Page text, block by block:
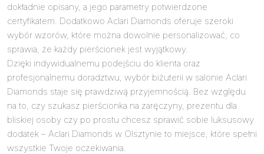
dokładnie opisany, a jego parametry potwierdzone
certyfikatem. Dodatkowo Aclari Diamonds oferuje szeroki
wybór wzorów, które można dowolnie personalizować, co
sprawia, że każdy pierścionek jest wyjątkowy.
Dzięki indywidualnemu podejściu do klienta oraz
profesjonalnemu doradztwu, wybór biżuterii w salonie Aclari
Diamonds staje się prawdziwą przyjemnością. Bez względu
na to, czy szukasz pierścionka na zaręczyny, prezentu dla
bliskiej osoby czy po prostu chcesz sprawić sobie luksusowy
dodatek – Aclari Diamonds w Olsztynie to miejsce, które spełni
wszystkie Twoje oczekiwania.